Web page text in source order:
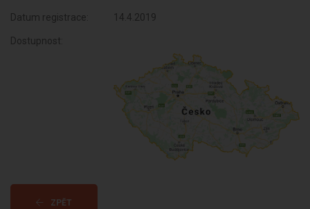
Datum registrace: 14.4.2019
Dostupnost:
ZPĚT